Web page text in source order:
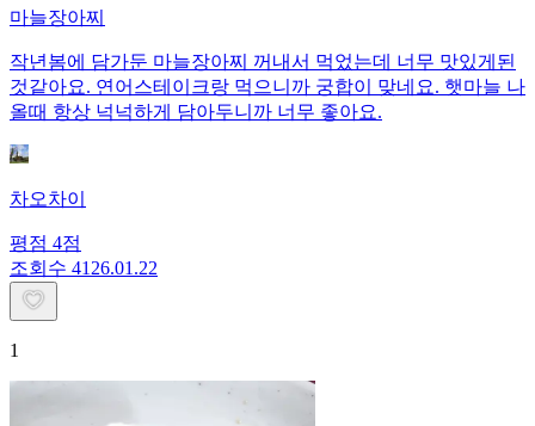
마늘장아찌
작년봄에 담가둔 마늘장아찌 꺼내서 먹었는데 너무 맛있게된
것같아요. 연어스테이크랑 먹으니까 궁합이 맞네요. 햇마늘 나
올때 항상 넉넉하게 담아두니까 너무 좋아요.
차오차이
평점 4점
조회수 41 26.01.22
1